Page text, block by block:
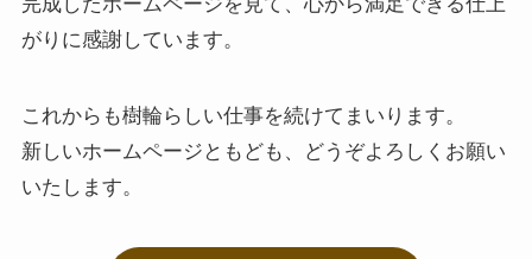
完成したホームページを見て、心から満足できる仕上
がりに感謝しています。
これからも樹輪らしい仕事を続けてまいります。
新しいホームページともども、どうぞよろしくお願い
いたします。